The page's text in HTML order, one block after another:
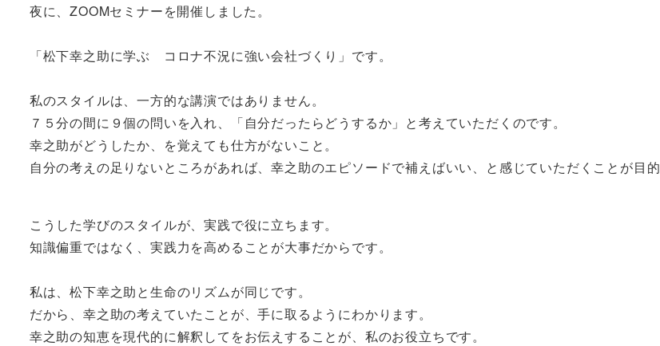
夜に、ZOOMセミナーを開催しました。
「松下幸之助に学ぶ コロナ不況に強い会社づくり」です。
私のスタイルは、一方的な講演ではありません。
７５分の間に９個の問いを入れ、「自分だったらどうするか」と考えていただくのです。
幸之助がどうしたか、を覚えても仕方がないこと。
自分の考えの足りないところがあれば、幸之助のエピソードで補えばいい、と感じていただくことが目的
こうした学びのスタイルが、実践で役に立ちます。
知識偏重ではなく、実践力を高めることが大事だからです。
私は、松下幸之助と生命のリズムが同じです。
だから、幸之助の考えていたことが、手に取るようにわかります。
幸之助の知恵を現代的に解釈してをお伝えすることが、私のお役立ちです。